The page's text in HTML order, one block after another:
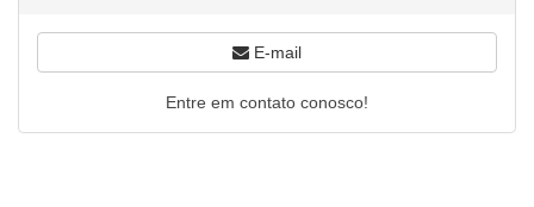
E-mail
Entre em contato conosco!